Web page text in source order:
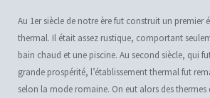
Au 1er siècle de notre ère fut construit un premier
thermal. Il était assez rustique, comportant
bain chaud et une piscine. Au second siècle, qui
grande prospérité, l’établissement thermal fut
selon la mode romaine. On eut alors des thermes